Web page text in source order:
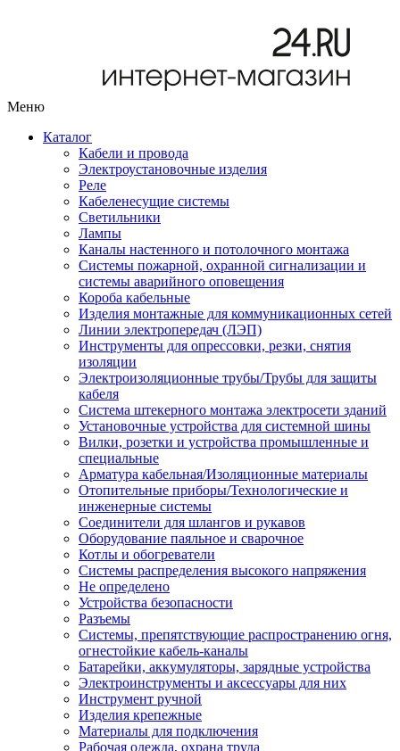
Меню
Каталог
Кабели и провода
Электроустановочные изделия
Реле
Кабеленесущие системы
Светильники
Лампы
Каналы настенного и потолочного монтажа
Системы пожарной, охранной сигнализации и
системы аварийного оповещения
Короба кабельные
Изделия монтажные для коммуникационных сетей
Линии электропередач (ЛЭП)
Инструменты для опрессовки, резки, снятия
изоляции
Электроизоляционные трубы/Трубы для защиты
кабеля
Система штекерного монтажа электросети зданий
Установочные устройства для системной шины
Вилки, розетки и устройства промышленные и
специальные
Арматура кабельная/Изоляционные материалы
Отопительные приборы/Технологические и
инженерные системы
Соединители для шлангов и рукавов
Оборудование паяльное и сварочное
Котлы и обогреватели
Системы распределения высокого напряжения
Не определено
Устройства безопасности
Разъемы
Системы, препятствующие распространению огня,
огнестойкие кабель-каналы
Батарейки, аккумуляторы, зарядные устройства
Электроинструменты и аксессуары для них
Инструмент ручной
Изделия крепежные
Материалы для подключения
Рабочая одежда, охрана труда